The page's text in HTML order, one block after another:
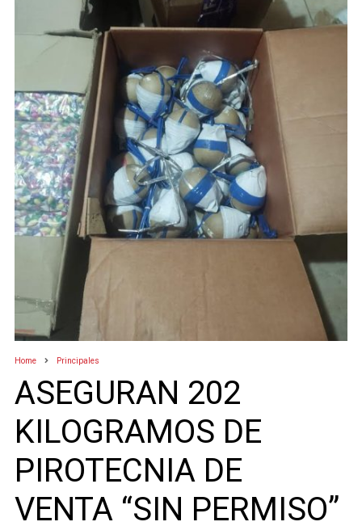
Home Principales
ASEGURAN 202
KILOGRAMOS DE
PIROTECNIA DE
VENTA “SIN PERMISO”